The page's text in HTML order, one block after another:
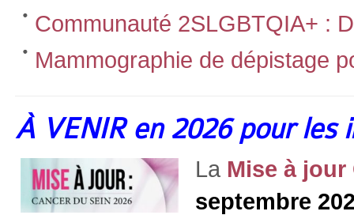
Communauté 2SLGBTQIA+ :
Mammographie de dépistage
À VENIR en 2026 pour les
La Mise à jour
septembre